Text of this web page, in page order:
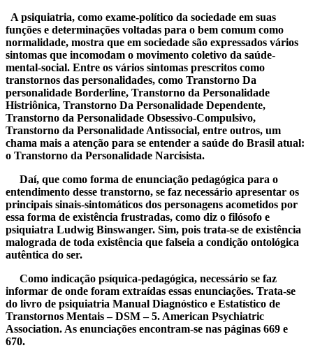
A psiquiatria, como exame-político da sociedade em suas
funções e determinações voltadas para o bem comum como
normalidade, mostra que em sociedade são expressados vários
sintomas que incomodam o movimento coletivo da saúde-
mental-social. Entre os vários sintomas prescritos como
transtornos das personalidades, como Transtorno Da
personalidade Borderline, Transtorno da Personalidade
Histriônica, Transtorno Da Personalidade Dependente,
Transtorno da Personalidade Obsessivo-Compulsivo,
Transtorno da Personalidade Antissocial, entre outros, um
chama mais a atenção para se entender a saúde do Brasil atual:
o Transtorno da Personalidade Narcisista.
Daí, que como forma de enunciação pedagógica para o
entendimento desse transtorno, se faz necessário apresentar os
principais sinais-sintomáticos dos personagens acometidos por
essa forma de existência frustradas, como diz o filósofo e
psiquiatra Ludwig Binswanger. Sim, pois trata-se de existência
malograda de toda existência que falseia a condição ontológica
autêntica do ser.
Como indicação psíquica-pedagógica, necessário se faz
informar de onde foram extraídas essas enunciações. Trata-se
do livro de psiquiatria Manual Diagnóstico e Estatístico de
Transtornos Mentais – DSM – 5. American Psychiatric
Association. As enunciações encontram-se nas páginas 669 e
670.